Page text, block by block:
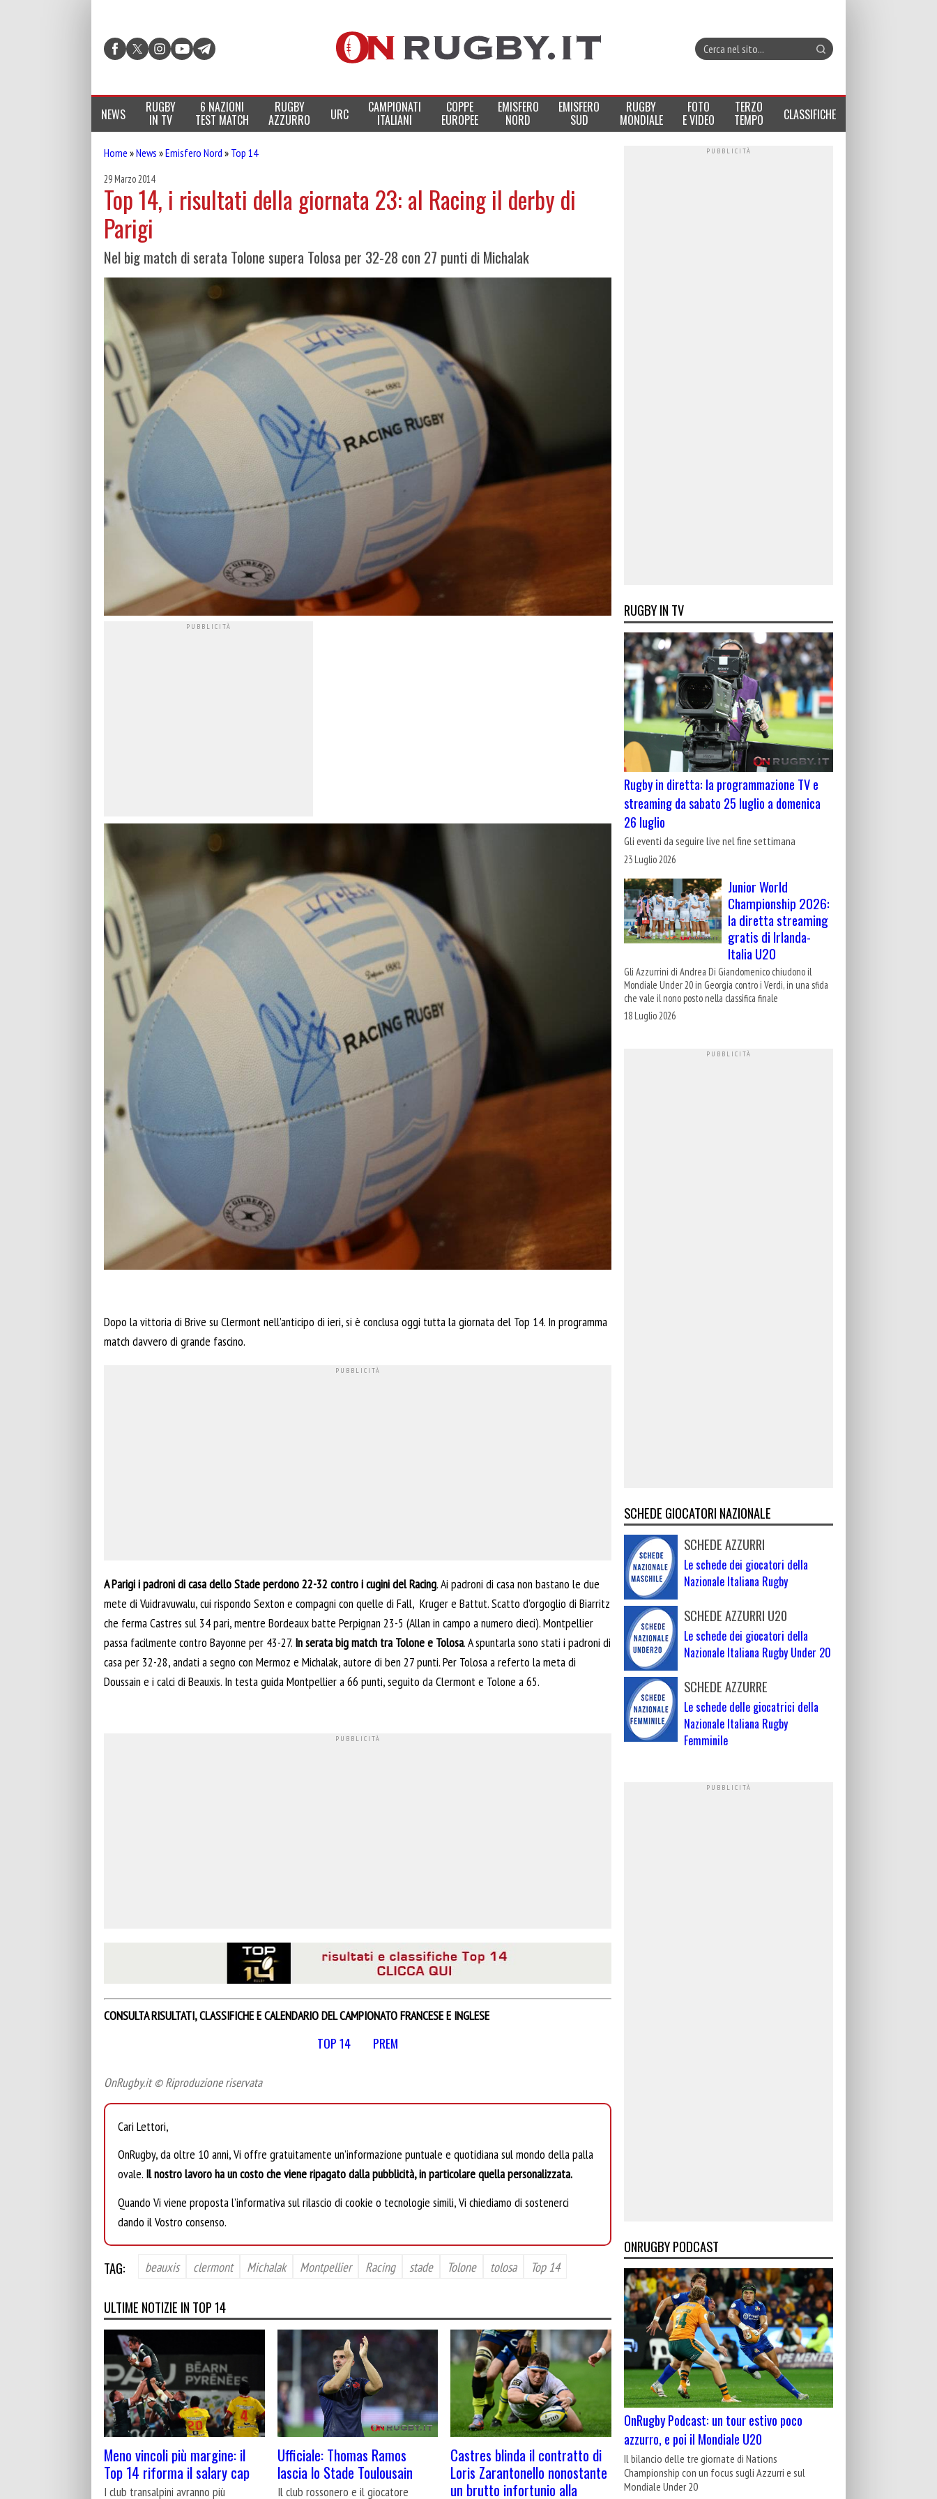
NEWS RUGBY
IN TV
6 NAZIONI
TEST MATCH
RUGBY
AZZURRO URC CAMPIONATI
ITALIANI
COPPE
EUROPEE
EMISFERO
NORD
EMISFERO
SUD
RUGBY
MONDIALE
FOTO
E VIDEO
TERZO
TEMPO CLASSIFICHE
Home »News »Emisfero Nord » Top 14
29 Marzo 2014
Top 14, i risultati della giornata 23: al Racing il derby di
Parigi
Nel big match di serata Tolone supera Tolosa per 32-28 con 27 punti di Michalak
Dopo la vittoria di Brive su Clermont nell’anticipo di ieri, si è conclusa oggi tutta la giornata del Top 14. In programma
match davvero di grande fascino.
A Parigi i padroni di casa dello Stade perdono 22-32 contro i cugini del Racing. Ai padroni di casa non bastano le due
mete di Vuidravuwalu, cui rispondo Sexton e compagni con quelle di Fall, Kruger e Battut. Scatto d’orgoglio di Biarritz
che ferma Castres sul 34 pari, mentre Bordeaux batte Perpignan 23-5 (Allan in campo a numero dieci). Montpellier
passa facilmente contro Bayonne per 43-27. In serata big match tra Tolone e Tolosa. A spuntarla sono stati i padroni di
casa per 32-28, andati a segno con Mermoz e Michalak, autore di ben 27 punti. Per Tolosa a referto la meta di
Doussain e i calci di Beauxis. In testa guida Montpellier a 66 punti, seguito da Clermont e Tolone a 65.
CONSULTA RISULTATI, CLASSIFICHE E CALENDARIO DEL CAMPIONATO FRANCESE E INGLESE
TOP 14 PREM
OnRugby.it © Riproduzione riservata
Cari Lettori,
OnRugby, da oltre 10 anni, Vi offre gratuitamente un’informazione puntuale e quotidiana sul mondo della palla
ovale. Il nostro lavoro ha un costo che viene ripagato dalla pubblicità, in particolare quella personalizzata.
Quando Vi viene proposta l’informativa sul rilascio di cookie o tecnologie simili, Vi chiediamo di sostenerci
dando il Vostro consenso.
TAG: beauxis clermont Michalak Montpellier Racing stade Tolone tolosa Top 14
ULTIME NOTIZIE IN TOP 14
Meno vincoli più margine: il
Top 14 riforma il salary cap
I club transalpini avranno più
Ufficiale: Thomas Ramos
lascia lo Stade Toulousain
Il club rossonero e il giocatore
Castres blinda il contratto di
Loris Zarantonello nonostante
un brutto infortunio alla
RUGBY IN TV
Rugby in diretta: la programmazione TV e
streaming da sabato 25 luglio a domenica
26 luglio
Gli eventi da seguire live nel fine settimana
23 Luglio 2026
Junior World
Championship 2026:
la diretta streaming
gratis di Irlanda-
Italia U20
Gli Azzurrini di Andrea Di Giandomenico chiudono il
Mondiale Under 20 in Georgia contro i Verdi, in una sfida
che vale il nono posto nella classifica finale
18 Luglio 2026
SCHEDE GIOCATORI NAZIONALE
SCHEDE AZZURRI
Le schede dei giocatori della
Nazionale Italiana Rugby
SCHEDE AZZURRI U20
Le schede dei giocatori della
Nazionale Italiana Rugby Under 20
SCHEDE AZZURRE
Le schede delle giocatrici della
Nazionale Italiana Rugby
Femminile
ONRUGBY PODCAST
OnRugby Podcast: un tour estivo poco
azzurro, e poi il Mondiale U20
Il bilancio delle tre giornate di Nations
Championship con un focus sugli Azzurri e sul
Mondiale Under 20